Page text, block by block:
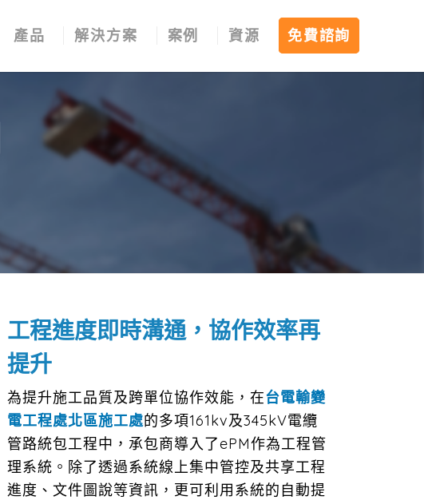
產品 解決方案 案例 資源 免費諮詢
工程進度即時溝通，協作效率再
提升
為提升施工品質及跨單位協作效能，在台電輸變
電工程處北區施工處的多項161kv及345kV電纜
管路統包工程中，承包商導入了ePM作為工程管
理系統。除了透過系統線上集中管控及共享工程
進度、文件圖說等資訊，更可利用系統的自動提